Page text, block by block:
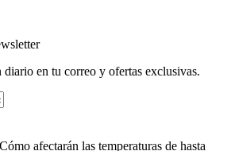
diario en tu correo y ofertas exclusivas.
afectarán las temperaturas de hasta